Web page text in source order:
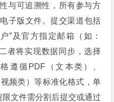
与可追溯性，所有参与方
子版文件。提交渠道包括
”及官方指定邮箱（如：
者将实现数据同步，选择
遵循PDF（文本类）、
频类）等标准化格式，单
文件需分割后提交或通过